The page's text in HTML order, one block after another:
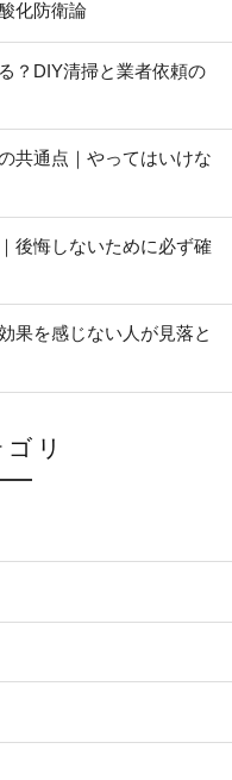
化防衛論
？DIY清掃と業者依頼の
共通点｜やってはいけな
後悔しないために必ず確
果を感じない人が見落と
リ